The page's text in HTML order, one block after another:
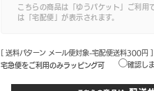
こちらの商品は「ゆうパケット」ご利用
は「宅配便」が表示されます。
[ 送料パターン メール便対象-宅配便送料300円 ]
宅急便をご利用のみラッピング可
確認し